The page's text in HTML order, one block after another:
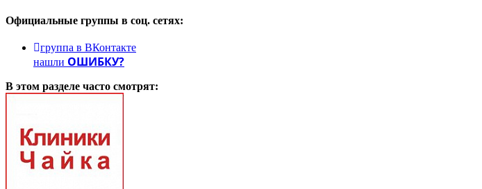
Официальные группы в соц. сетях:
группа в ВКонтакте
нашли ОШИБКУ?
В этом разделе часто смотрят: